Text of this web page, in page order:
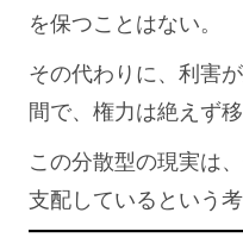
を保つことはない。
その代わりに、利害
間で、権力は絶えず
この分散型の現実は
支配しているという